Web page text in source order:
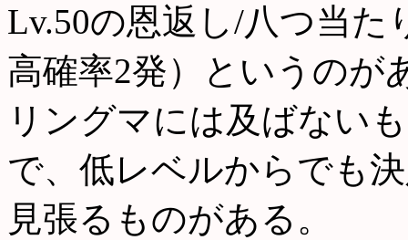
Lv.50の恩返し/八つ当
高確率2発）というのが
リングマには及ばない
で、低レベルからでも
見張るものがある。